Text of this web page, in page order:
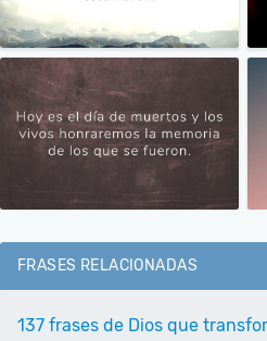
FRASES RELACIONADAS
137 frases de Dios que